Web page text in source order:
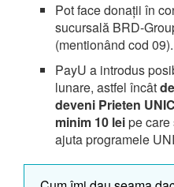
Pot face donații în
sucursală BRD-
(mentionând cod 09).
PayU a introdus
lunare, astfel încât
deveni Prieten
minim 10 leipe care
ajuta programele